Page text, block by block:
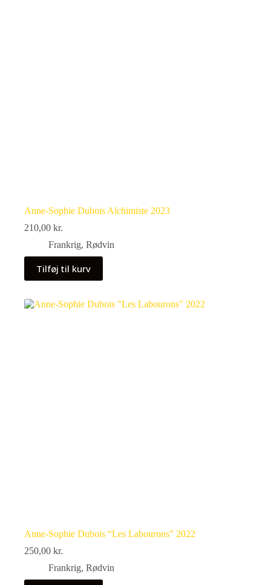
Anne-Sophie Dubois Alchimiste 2023
210,00 kr.
Frankrig, Rødvin
Tilføj til kurv
Anne-Sophie Dubois “Les Labourons” 2022
250,00 kr.
Frankrig, Rødvin